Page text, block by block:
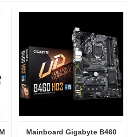
Mainboard Gigabyte B460